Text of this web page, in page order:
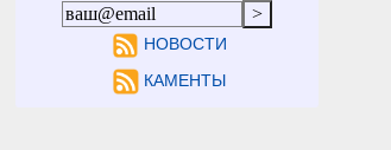
НОВОСТИ
КАМЕНТЫ